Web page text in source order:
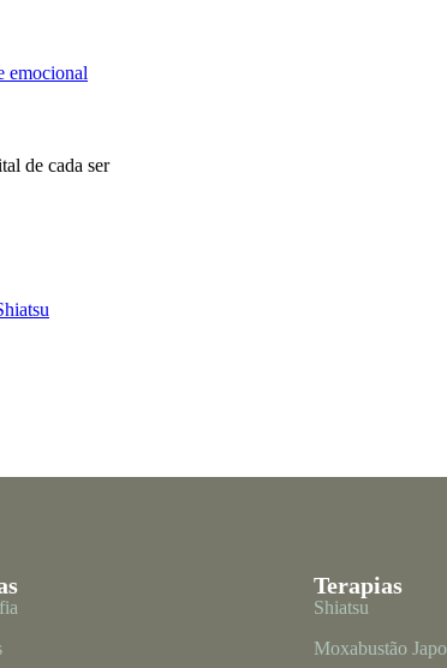
emocional
de cada ser
Terapias
Shiatsu
Moxabustão